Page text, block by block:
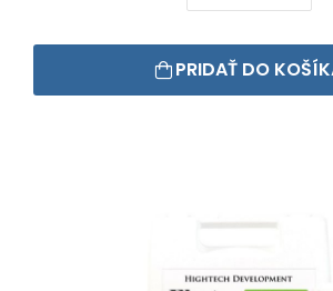
PRIDAŤ DO